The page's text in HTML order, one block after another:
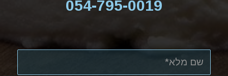
054-795-0019